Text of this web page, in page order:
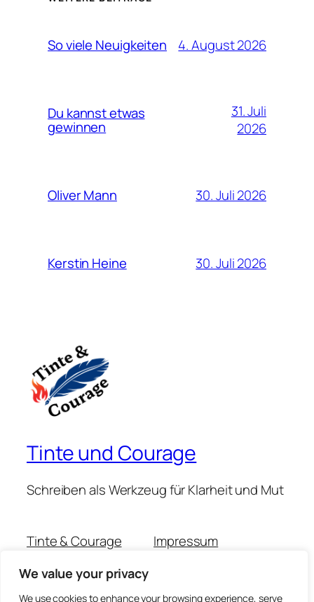
We value your privacy
We use cookies to enhance your browsing experience, serve
So viele Neuigkeiten 4. August 2026
Du kannst etwas
gewinnen
31. Juli
2026
Oliver Mann 30. Juli 2026
Kerstin Heine 30. Juli 2026
Tinte und Courage
Schreiben als Werkzeug für Klarheit und Mut
Tinte & Courage
Claudia Scheidemann
Podcast-Folgen
Impressum